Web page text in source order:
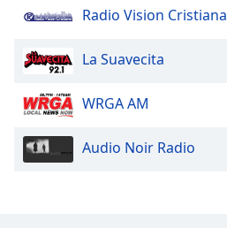
Radio Vision Cristiana
La Suavecita
WRGA AM
Audio Noir Radio